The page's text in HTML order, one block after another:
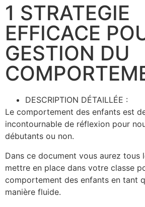
1 STRATEGIE
EFFICACE
GESTION DU
DESCRIPTION DÉTAILLÉE :
Le comportement des enfants est
incontournable de réflexion pour
débutants ou non.
Dans ce document vous aurez tous
mettre en place dans votre classe
comportement des enfants en tant
manière fluide.